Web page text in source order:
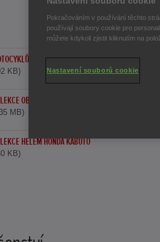
HONDA PLATNÝ OD 20.1.2026
KB)
OBLEČENÍ HONDA
MB)
HELEM HONDA KABUTO
KB)
Pokračováním v používání těchto
používají soubory cookie pro
můžete kdykoli zjistit kliknutím na
Nastavení souborů cookie